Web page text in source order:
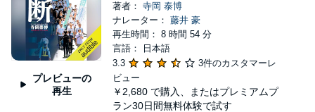
プレビューの
再生
著者： 寺岡 泰博
ナレーター： 藤井 豪
再生時間： 8 時間 54 分
言語： 日本語
3.3
3件のカスタマーレ
ビュー
￥2,680 で購入、またはプレミアムプ
ラン30日間無料体験で試す